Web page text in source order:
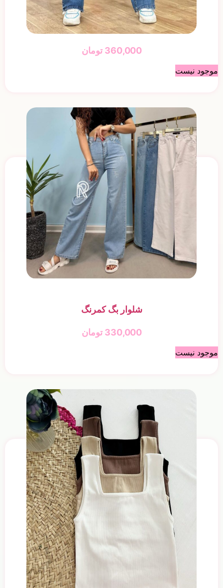
360,000 تومان
موجود نیست
شلوار بگ کمرنگ
330,000 تومان
موجود نیست